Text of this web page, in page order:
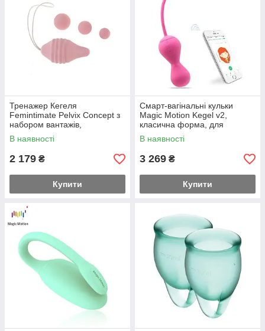
Тренажер Кегеля
Femintimate Pelvix Concept з
набором вантажів,
анатомічно правильний
Feromon
В наявності
2 179 ₴
Купити
Смарт-вагінальні кульки
Magic Motion Kegel v2,
класична форма, для
тренувань та задоволення
Feromon
В наявності
3 269 ₴
Купити